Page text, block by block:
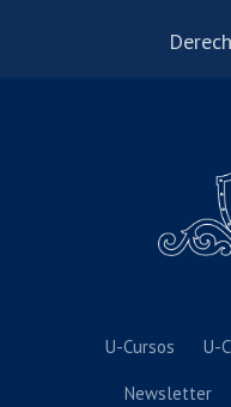
U-Cursos U-
Newsletter